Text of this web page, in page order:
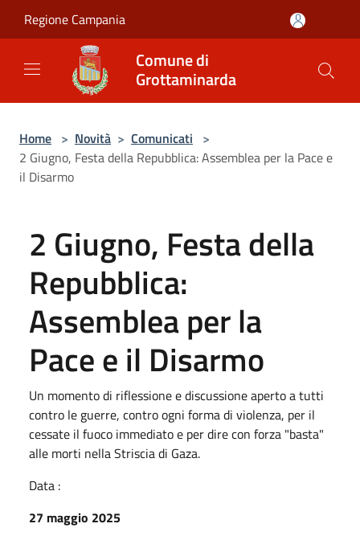
Regione Campania
Comune di
Grottaminarda
Home > Novità > Comunicati >
2 Giugno, Festa della Repubblica: Assemblea per la Pace e
il Disarmo
2 Giugno, Festa della
Repubblica:
Assemblea per la
Pace e il Disarmo
Un momento di riflessione e discussione aperto a tutti
contro le guerre, contro ogni forma di violenza, per il
cessate il fuoco immediato e per dire con forza "basta"
alle morti nella Striscia di Gaza.
Data :
27 maggio 2025